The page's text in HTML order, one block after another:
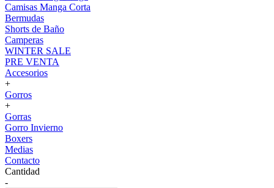
Camisas Manga Corta
Bermudas
Shorts de Baño
Camperas
WINTER SALE
PRE VENTA
Accesorios
+
Gorros
+
Gorras
Gorro Invierno
Boxers
Medias
Contacto
Cantidad
-